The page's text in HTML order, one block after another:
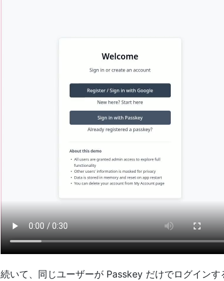
続いて、同じユーザーが Passkey だけでログインす